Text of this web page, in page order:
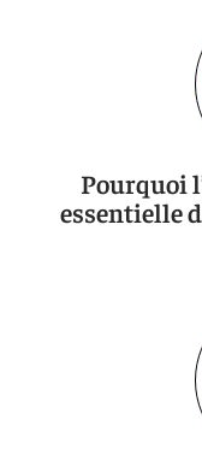
Pourquoi
essentielle